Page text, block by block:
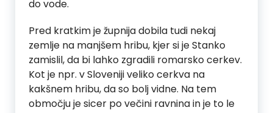
do vode.
Pred kratkim je župnija dobila tudi nekaj
zemlje na manjšem hribu, kjer si je Stanko
zamislil, da bi lahko zgradili romarsko cerkev.
Kot je npr. v Sloveniji veliko cerkva na
kakšnem hribu, da so bolj vidne. Na tem
območju je sicer po večini ravnina in je to le